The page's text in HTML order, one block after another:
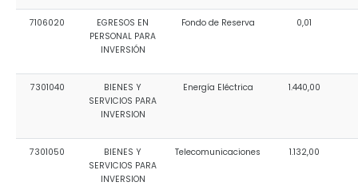
7106020
EGRESOS EN
PERSONAL PARA
INVERSIÓN
Fondo de Reserva 0,01
7301040
BIENES Y
SERVICIOS PARA
INVERSION
Energía Eléctrica 1.440,00
7301050
BIENES Y
SERVICIOS PARA
INVERSION
Telecomunicaciones 1.132,00